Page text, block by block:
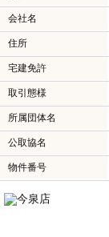
会社名
住所
宅建免許
取引態様
所属団体名
公取協名
物件番号